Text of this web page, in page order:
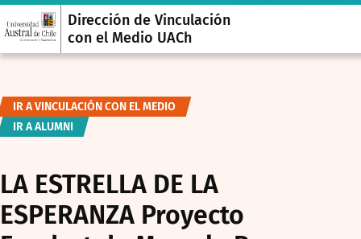
Dirección de Vinculación
con el Medio UACh
IR A VINCULACIÓN CON EL MEDIO
IR A ALUMNI
LA ESTRELLA DE LA
ESPERANZA Proyecto